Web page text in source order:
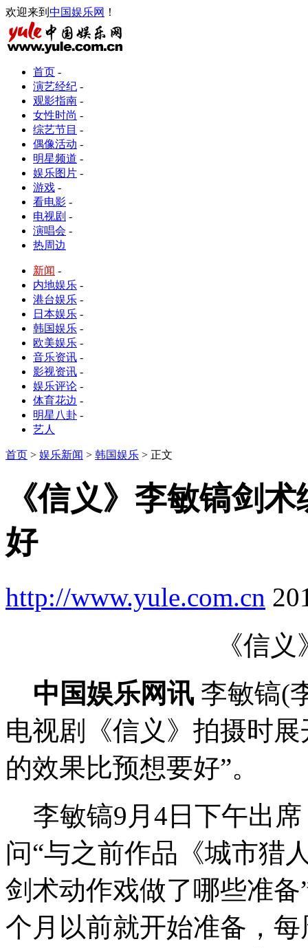
欢迎来到 中国娱乐网 ！
首页 -
演艺经纪 -
观影指南 -
女性时尚 -
综艺节目 -
偶像活动 -
明星频道 -
娱乐图片 -
游戏 -
看电影 -
电视剧 -
演唱会 -
热周边
新闻 -
内地娱乐 -
港台娱乐 -
日本娱乐 -
韩国娱乐 -
欧美娱乐 -
音乐资讯 -
影视资讯 -
娱乐评论 -
体育花边 -
明星八卦 -
艺人
首页 > 娱乐新闻 > 韩国娱乐 > 正文
《信义》李敏镐剑
好
http://www.yule.com.cn
《信
中国娱乐网讯 李敏镐(
电视剧《信义》拍摄时
的效果比预想要好”。
李敏镐9月4日下午出
问“与之前作品《城市猎
剑术动作戏做了哪些准
个月以前就开始准备，